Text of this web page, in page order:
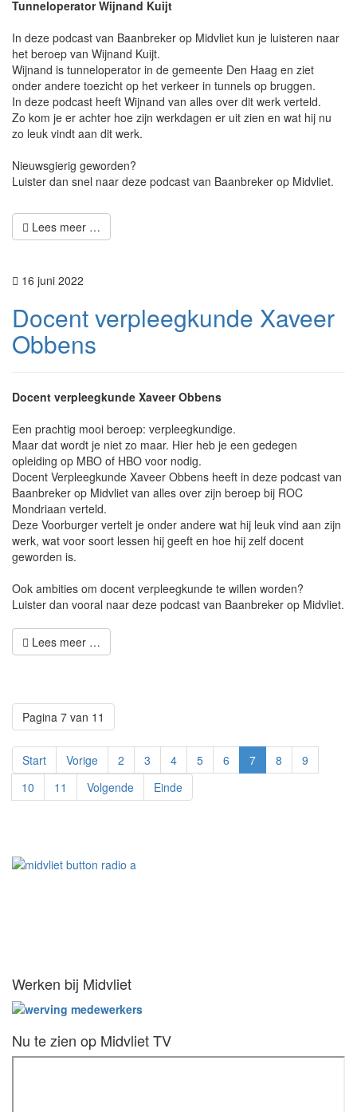
Tunneloperator Wijnand Kuijt
In deze podcast van Baanbreker op Midvliet kun je luisteren naar
het beroep van Wijnand Kuijt.
Wijnand is tunneloperator in de gemeente Den Haag en ziet
onder andere toezicht op het verkeer in tunnels op bruggen.
In deze podcast heeft Wijnand van alles over dit werk verteld.
Zo kom je er achter hoe zijn werkdagen er uit zien en wat hij nu
zo leuk vindt aan dit werk.
Nieuwsgierig geworden?
Luister dan snel naar deze podcast van Baanbreker op Midvliet.
Lees meer …
16 juni 2022
Docent verpleegkunde Xaveer
Obbens
Docent verpleegkunde Xaveer Obbens
Een prachtig mooi beroep: verpleegkundige.
Maar dat wordt je niet zo maar. Hier heb je een gedegen
opleiding op MBO of HBO voor nodig.
Docent Verpleegkunde Xaveer Obbens heeft in deze podcast van
Baanbreker op Midvliet van alles over zijn beroep bij ROC
Mondriaan verteld.
Deze Voorburger vertelt je onder andere wat hij leuk vind aan zijn
werk, wat voor soort lessen hij geeft en hoe hij zelf docent
geworden is.
Ook ambities om docent verpleegkunde te willen worden?
Luister dan vooral naar deze podcast van Baanbreker op Midvliet.
Lees meer …
Pagina 7 van 11
Start Vorige 2 3 4 5 6 7 8
9
10
11 Volgende Einde
Werken bij Midvliet
Nu te zien op Midvliet TV